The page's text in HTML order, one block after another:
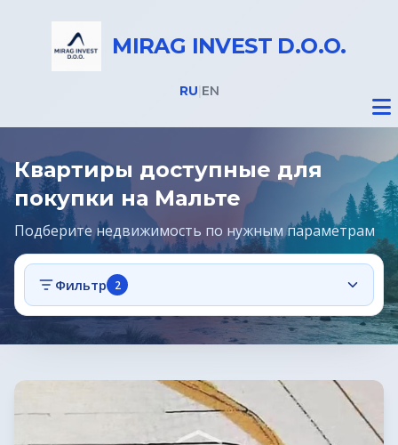
MIRAG INVEST D.O.O.
RU EN
Недвижимость
Все объекты
Недвижимость в Словении
Недвижимость в Италии
Недвижимость в Хорватии
Квартиры доступные для
покупки на Мальте
Подберите недвижимость по нужным параметрам
Фильтр 2
Предложения